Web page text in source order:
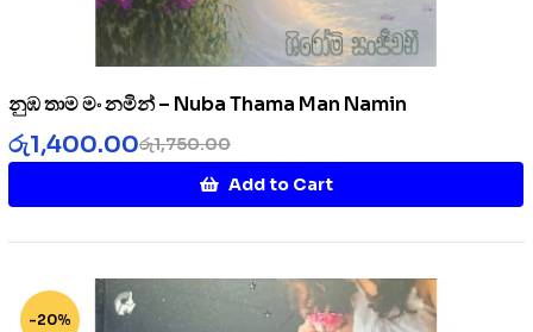
නුඹ තාම මං නමින් – Nuba Thama Man Namin
රු1,750.00
රු1,400.00
Add to Cart
-20%